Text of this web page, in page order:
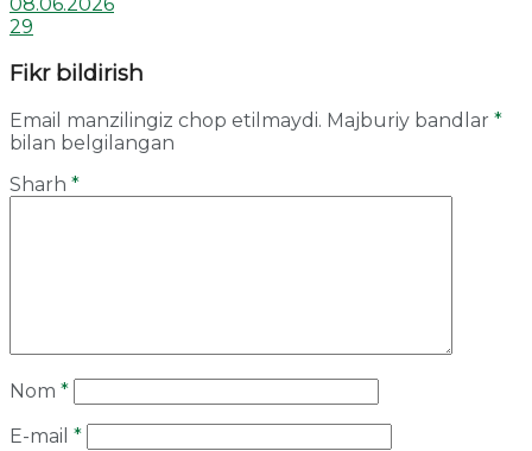
29
Fikr bildirish
Email manzilingiz chop etilmaydi. Majburiy bandlar *
bilan belgilangan
Sharh *
Nom *
E-mail *